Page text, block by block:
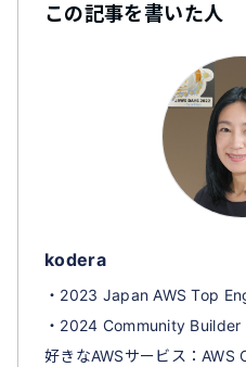
この記事を書いた人
kodera
・2023 Japan AWS Top
・2024 Community
好きなAWSサービス：AWS